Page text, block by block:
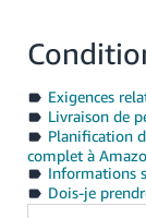
Exigences
Livraison de
Planification
complet à
Informations
Dois-je